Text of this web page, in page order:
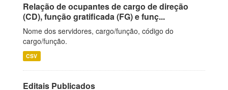
Relação de ocupantes de cargo de direção
(CD), função gratificada (FG) e funç...
Nome dos servidores, cargo/função, código do
cargo/função.
CSV
Editais Publicados